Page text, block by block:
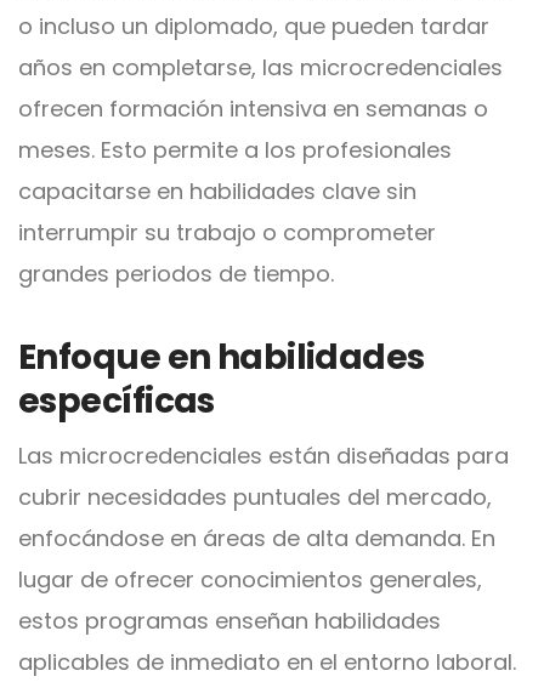
o incluso un diplomado, que pueden tardar
años en completarse, las microcredenciales
ofrecen formación intensiva en semanas o
meses. Esto permite a los profesionales
capacitarse en habilidades clave sin
interrumpir su trabajo o comprometer
grandes periodos de tiempo.
Enfoque en habilidades
específicas
Las microcredenciales están diseñadas para
cubrir necesidades puntuales del mercado,
enfocándose en áreas de alta demanda. En
lugar de ofrecer conocimientos generales,
estos programas enseñan habilidades
aplicables de inmediato en el entorno laboral.